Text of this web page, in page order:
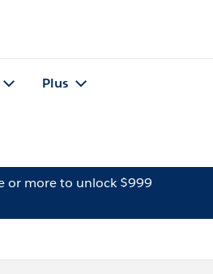
Plus
or more to unlock $999